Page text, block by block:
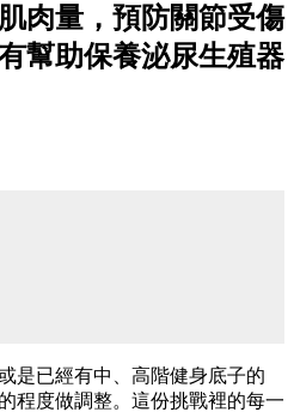
肉量，預防關節受傷
幫助保養泌尿生殖器
是已經有中、高階健身底子的
程度做調整。這份挑戰裡的每一